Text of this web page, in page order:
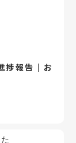
捗報告｜お